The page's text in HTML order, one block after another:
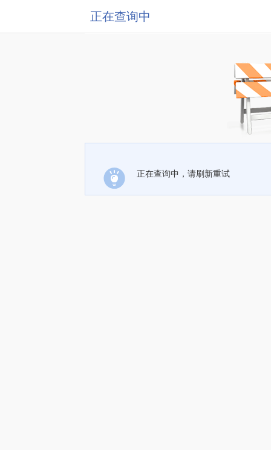
正在查询中
正在查询中，请刷新重试